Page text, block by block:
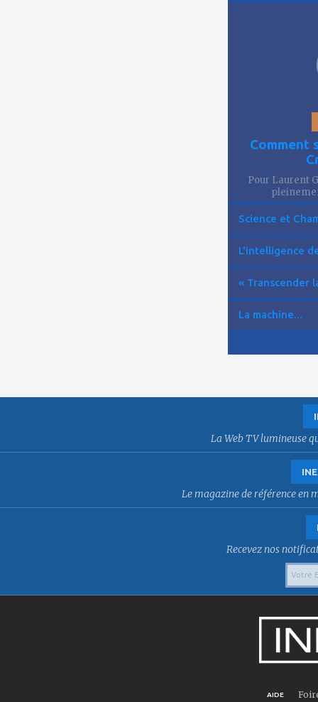
Comment
Pour Laurent
Science et
L'intelligence
« Transcender
La machine...
La Web TV lumineuse
Le magazine de référence en
Recevez nos
AIDE